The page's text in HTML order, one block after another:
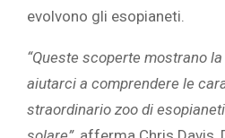
evolvono gli esopianeti.
“Queste scoperte mostrano
aiutarci a comprendere le
straordinario zoo di